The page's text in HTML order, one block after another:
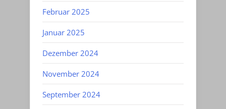
Februar 2025
Januar 2025
Dezember 2024
November 2024
September 2024